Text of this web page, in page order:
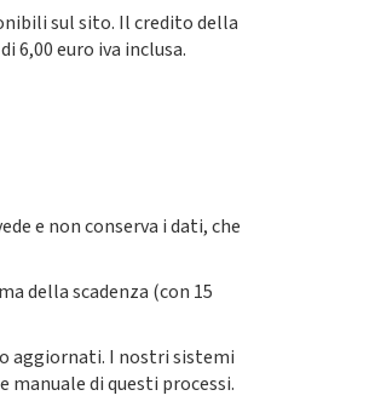
sul sito. Il credito della
6,00 euro iva inclusa.
e non conserva i dati, che
della scadenza (con 15
aggiornati. I nostri sistemi
di questi processi.